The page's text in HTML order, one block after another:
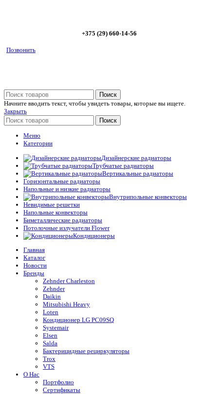
+375 (29) 660-14-56
Позвонить
Поиск
Начните вводить текст, чтобы увидеть товары, которые вы ищете.
Закрыть
Поиск
Меню
Категории
Дизайнерские радиаторы
Трубчатые радиаторы
Вертикальные радиаторы
Горизонтальные радиаторы
Напольные и низкие радиаторы
Внутрипольные конвекторы
Невидимые решетки
Напольные конвекторы
Биметаллические радиаторы
Потолочные излучатели Flower
Кондиционеры
Главная
Каталог
Новости
Бренды
Zehnder Charleston
Zehnder
Daikin
Mitsubishi Heavy
Loten
Кондиционер LG PC09SQ
Systemair
Elsen
Salda
Бактерицидные рециркуляторы
Trox
VTS
О Нас
Портфолио
Сертификаты